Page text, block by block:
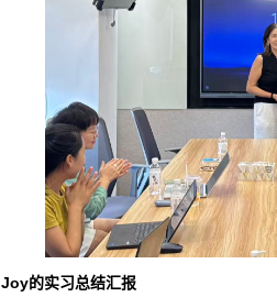
Joy的实习总结汇报